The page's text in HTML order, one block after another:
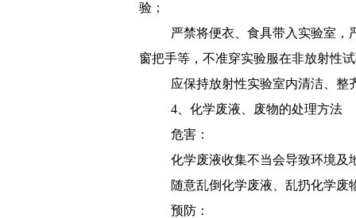
验；
严禁将便衣、食具带入实验室，
窗把手等，不准穿实验服在非放射性
应保持放射性实验室内清洁、整
4、 化学废液、废物的处理方法
危害：
化学废液收集不当会导致环境及
随意乱倒化学废液、乱扔化学
预防：